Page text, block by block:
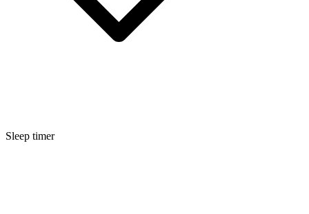
Sleep timer